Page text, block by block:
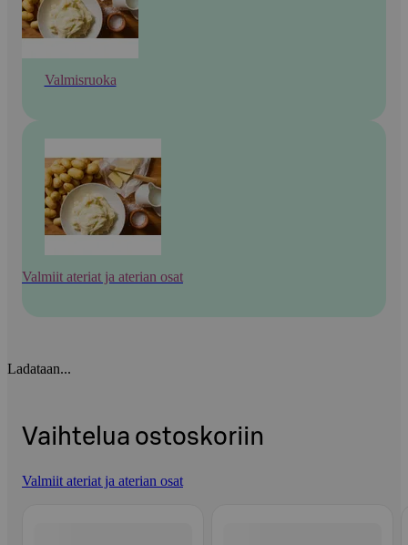
Valmisruoka
Valmiit ateriat ja aterian osat
Ladataan...
Vaihtelua ostoskoriin
Valmiit ateriat ja aterian osat